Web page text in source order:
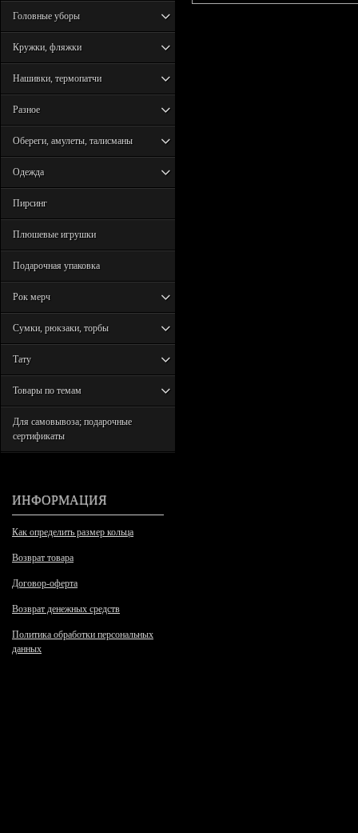
Головные уборы
Кружки, фляжки
Нашивки, термопатчи
Разное
Обереги, амулеты, талисманы
Одежда
Пирсинг
Плюшевые игрушки
Подарочная упаковка
Рок мерч
Сумки, рюкзаки, торбы
Тату
Товары по темам
Для самовывоза; подарочные
сертификаты
ИНФОРМАЦИЯ
Как определить размер кольца
Возврат товара
Договор-оферта
Возврат денежных средств
Политика обработки персональных
данных